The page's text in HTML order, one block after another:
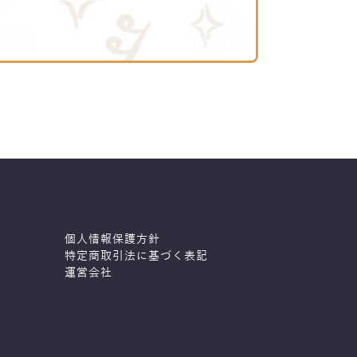
個人情報保護方針
特定商取引法に基づく表記
運営会社